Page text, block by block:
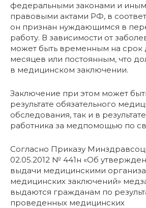
федеральными законами и
правовыми актами РФ, в
он признан нуждающимся в
работу. В зависимости от
может быть временным на срок
месяцев или постоянным, что
в медицинском заключении.
Заключение при этом может
результате обязательного
обследования, так и в
работника за медпомощью по
Согласно Приказу
02.05.2012 № 441н «Об
выдачи медицинскими
медицинских заключений»
выдаются гражданам по
проведенных медицинских